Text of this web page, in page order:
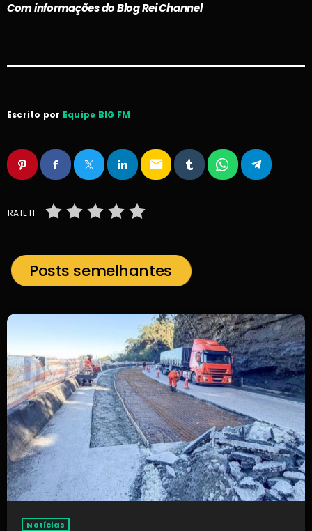
Com informações do Blog Rei Channel
Escrito por Equipe BIG FM
email
RATE IT
Posts semelhantes
Notícias